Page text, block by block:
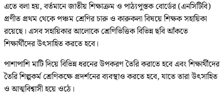
এতে বলা হয়, বর্তমানে জাতীয় শিক্ষাক্রম ও পাঠ্যপুস্তক বোর্ডের (এনসিটিবি)
প্রণীত প্রথম থেকে পঞ্চম শ্রেণির চারু ও কারুকলা বিষয়ে শিক্ষক সহায়িকা
রয়েছে। এসব সহায়িকার আলোকে শ্রেণিভিত্তিক বিভিন্ন ছবি আঁকতে
শিক্ষার্থীদের উৎসাহিত করতে হবে।
পাশাপাশি মাটি দিয়ে বিভিন্ন ধরনের উপকরণ তৈরি করাতে হবে এবং শিক্ষার্থীদের
তৈরি শিল্পকর্ম শ্রেণিকক্ষে প্রদর্শনের ব্যবস্থাও করতে হবে, যাতে তারা উৎসাহিত
ও আত্মবিশ্বাসী হয়ে ওঠে।